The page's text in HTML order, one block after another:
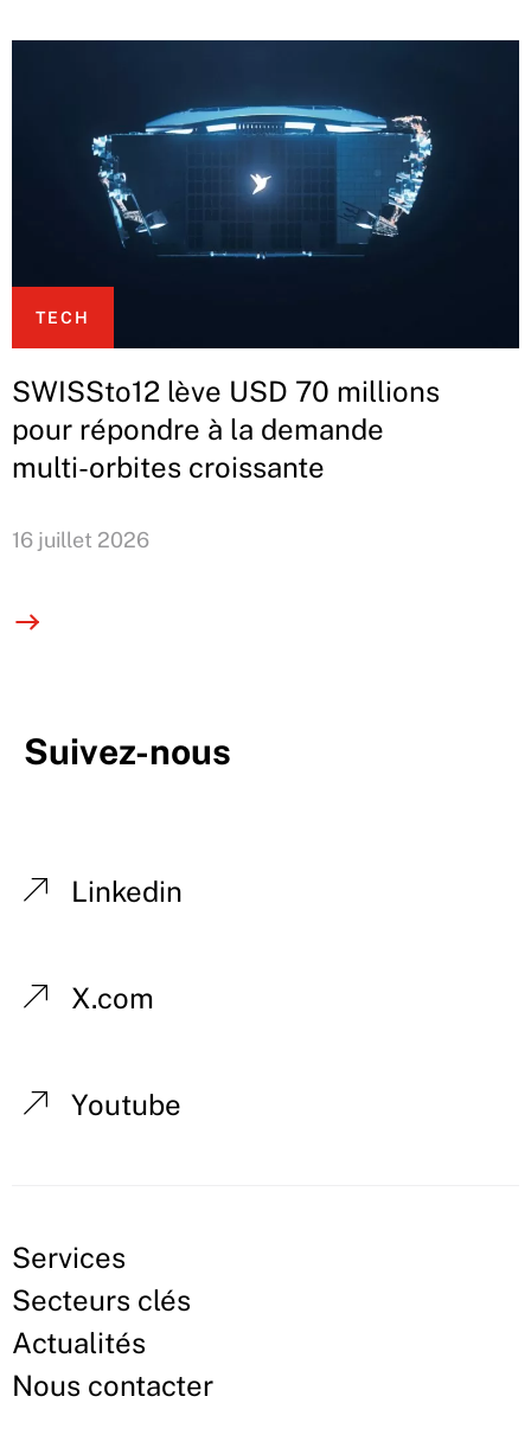
TECH
SWISSto12 lève USD 70 millions
pour répondre à la demande
multi-orbites croissante
16 juillet 2026
Suivez-nous
Linkedin
X.com
Youtube
Services
Secteurs clés
Actualités
Nous contacter